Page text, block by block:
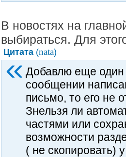
В новостях на
выбираться. Для
Цитата (nata)
Добавлю еще один
сообщении
письмо, то его не
Знельзя ли
частями или
возможности
( не скопировать)